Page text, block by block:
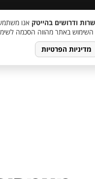
ודרושים בהייטק
באתר מהווה הסכמה
מדיניות הפרטיות